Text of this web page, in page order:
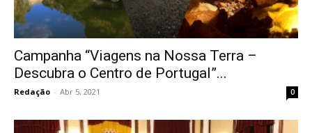
Campanha “Viagens na Nossa Terra –
Descubra o Centro de Portugal”...
Redação - Abr 5, 2021 0